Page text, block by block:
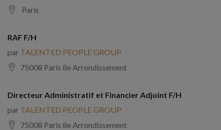
Paris
RAF F/H
par TALENTED PEOPLE GROUP
75008 Paris 8e Arrondissement
Directeur Administratif et Financier Adjoint F/H
par TALENTED PEOPLE GROUP
75008 Paris 8e Arrondissement